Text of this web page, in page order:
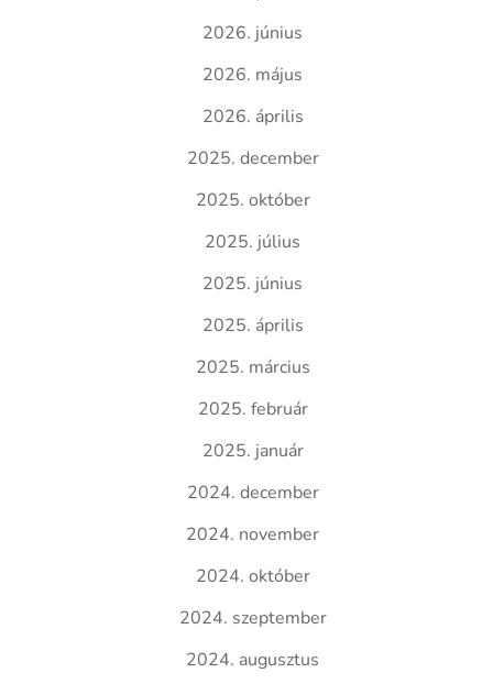
2026. június
2026. május
2026. április
2025. december
2025. október
2025. július
2025. június
2025. április
2025. március
2025. február
2025. január
2024. december
2024. november
2024. október
2024. szeptember
2024. augusztus